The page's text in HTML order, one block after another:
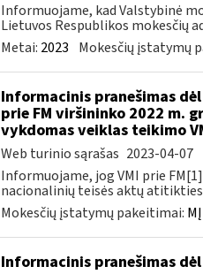
Informuojame, kad Valstybinė
Lietuvos Respublikos mokesčių
Metai: 2023 Mokesčių įstatymų
Informacinis pranešimas dėl
prie FM viršininko 2022 m.
vykdomas veiklas teikimo
Web turinio sąrašas 2023-04-07
Informuojame, jog VMI prie
nacionalinių teisės aktų
Mokesčių įstatymų pakeitimai:
Informacinis pranešimas